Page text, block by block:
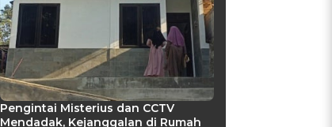
Pengintai Misterius dan CCTV
Mendadak, Kejanggalan di Rumah